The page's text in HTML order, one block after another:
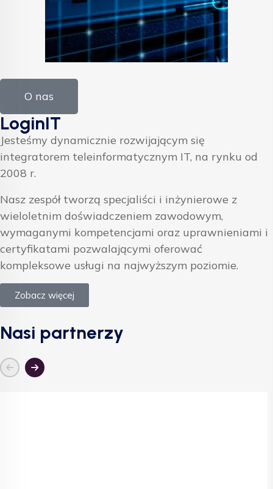
O nas
LoginIT
Jesteśmy dynamicznie rozwijającym się
integratorem teleinformatycznym IT, na rynku od
2008 r.
Nasz zespół tworzą specjaliści i inżynierowe z
wieloletnim doświadczeniem zawodowym,
wymaganymi kompetencjami oraz uprawnieniami i
certyfikatami pozwalającymi oferować
kompleksowe usługi na najwyższym poziomie.
Zobacz więcej
Nasi partnerzy